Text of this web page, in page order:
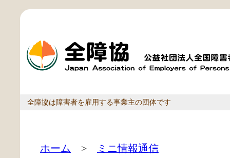
全障協は障害者を雇用する事業主の団体です
ホーム > ミニ情報通信